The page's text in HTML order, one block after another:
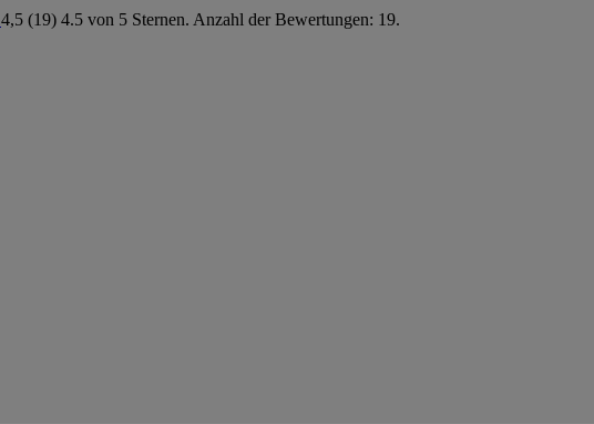
4,5 (19) 4.5 von 5 Sternen. Anzahl der Bewertungen: 19.